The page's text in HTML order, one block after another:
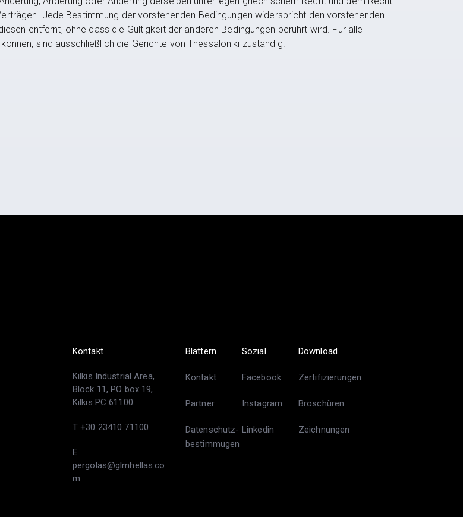
Jede Bestimmung der vorstehenden Bedingungen widerspricht den vorstehenden
entfernt, ohne dass die Gültigkeit der anderen Bedingungen berührt wird. Für alle
sind ausschließlich die Gerichte von Thessaloniki zuständig.
Kontakt
Kilkis Industrial Area,
Block 11, PO box 19,
Kilkis PC 61100
T +30 23410 71100
E
pergolas@glmhellas.co
m
Blättern
Kontakt
Partner
Datenschutz-
bestimmugen
Sozial
Facebook
Instagram
Linkedin
Download
Zertifizierungen
Broschüren
Zeichnungen